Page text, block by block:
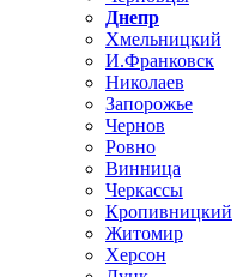
Днепр
Хмельницкий
И.Франковск
Николаев
Запорожье
Чернов
Ровно
Винница
Черкассы
Кропивницкий
Житомир
Херсон